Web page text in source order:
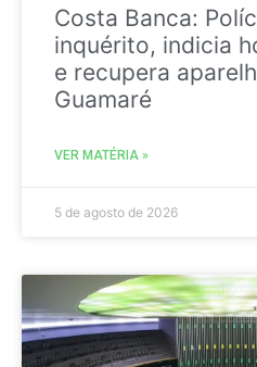
Costa Banca:
inquérito, indicia
e recupera
Guamaré
VER MATÉRIA »
5 de agosto de 2026